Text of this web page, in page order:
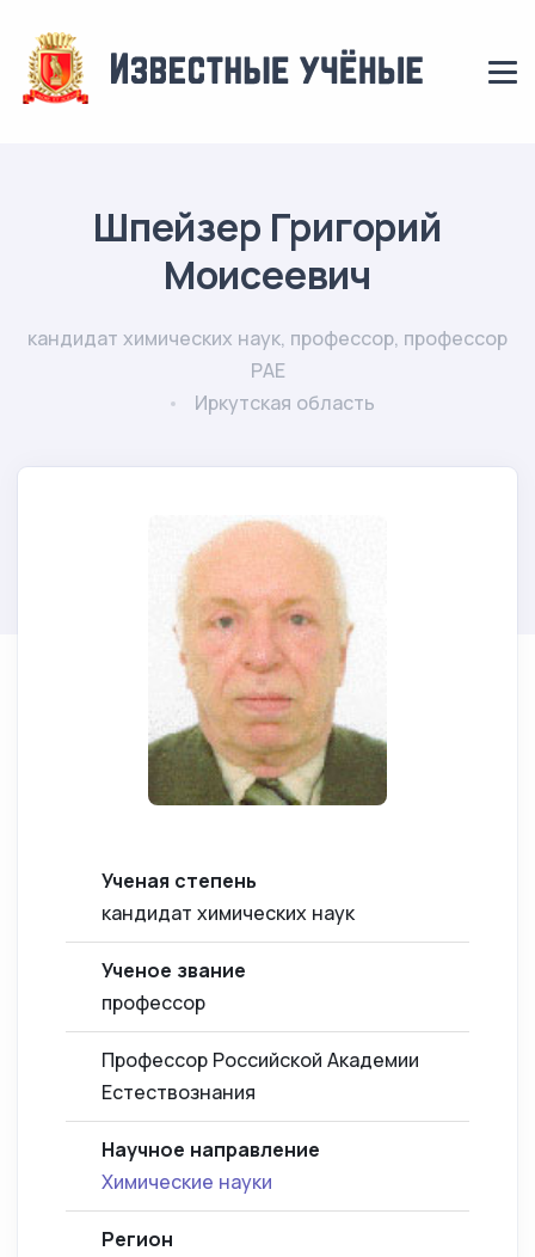
Шпейзер Григорий
Моисеевич
кандидат химических наук, профессор, профессор
РАЕ
Иркутская область
Ученая степень
кандидат химических наук
Ученое звание
профессор
Профессор Российской Академии
Естествознания
Научное направление
Химические науки
Регион